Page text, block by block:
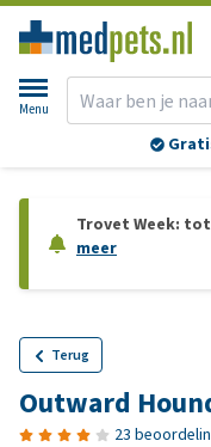
Menu
Trovet Week:
meer
Terug
Outward
23